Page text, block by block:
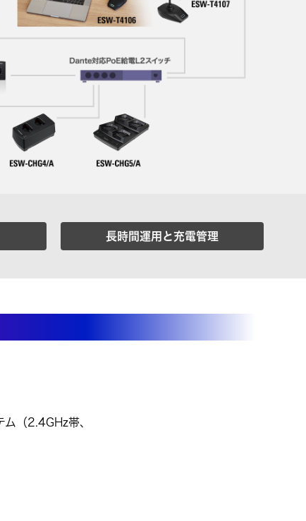
長時間運用と充電管理
（2.4GHz帯、